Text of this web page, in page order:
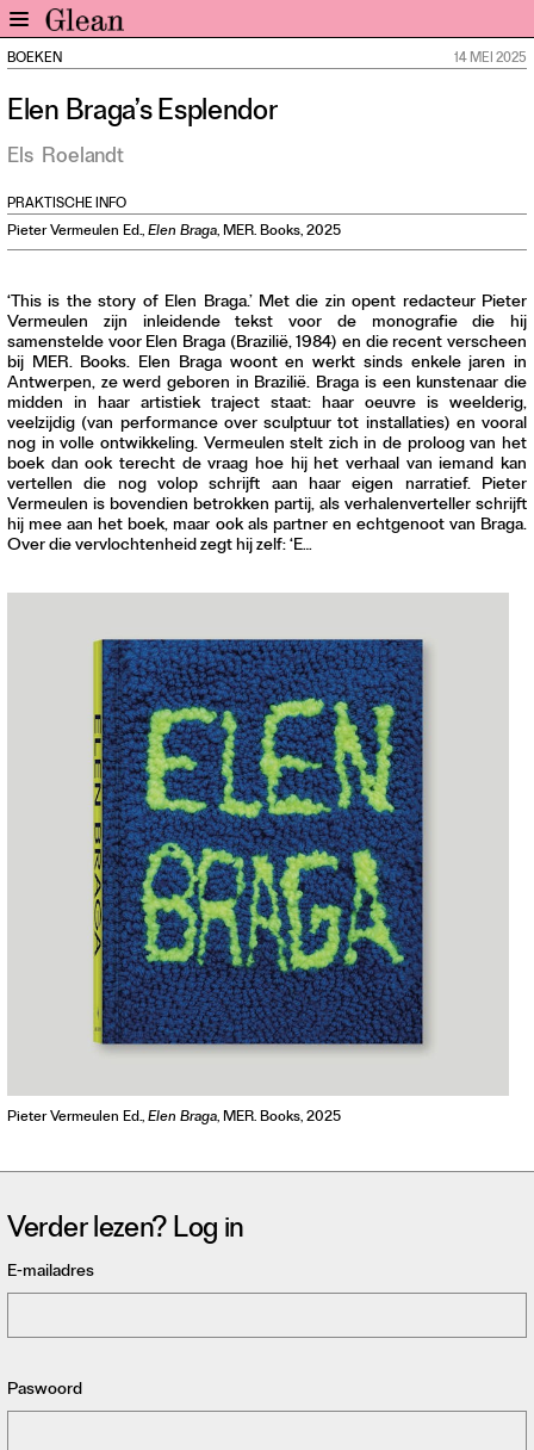
Nieuws
Expo
Inzicht
Events
Alle nummers
Aanmelden
Abonneren
Adverteren
Nieuwsbrief
Over GLEAN
Contact
Instagram
Facebook
BOEKEN 14 MEI 2025
Elen Braga’s Esplendor
Els Roelandt
PRAKTISCHE INFO
Pieter Vermeulen Ed.,Elen Braga, MER. Books, 2025
‘This is the story of Elen Braga.’ Met die zin opent redacteur Pieter
Vermeulen zijn inleidende tekst voor de monografie die hij
samenstelde voor Elen Braga (Brazilië, 1984) en die recent verscheen
bij MER. Books. Elen Braga woont en werkt sinds enkele jaren in
Antwerpen, ze werd geboren in Brazilië. Braga is een kunstenaar die
midden in haar artistiek traject staat: haar oeuvre is weelderig,
veelzijdig (van performance over sculptuur tot installaties) en vooral
nog in volle ontwikkeling. Vermeulen stelt zich in de proloog van het
boek dan ook terecht de vraag hoe hij het verhaal van iemand kan
vertellen die nog volop schrijft aan haar eigen narratief. Pieter
Vermeulen is bovendien betrokken partij, als verhalenverteller schrijft
hij mee aan het boek, maar ook als partner en echtgenoot van Braga.
Over die vervlochtenheid zegt hij zelf: ‘E…
Pieter Vermeulen Ed.,Elen Braga, MER. Books, 2025
Verder lezen? Log in
E-mailadres
Paswoord